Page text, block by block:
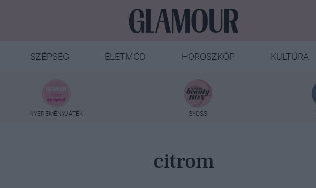
SZÉPSÉG ÉLETMÓD HOROSZKÓP KULTÚRA
NYEREMÉNYJÁTÉK SYOSS
citrom